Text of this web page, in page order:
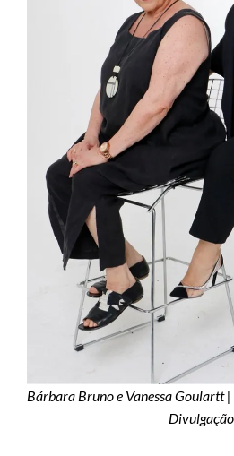
Bárbara Bruno e Vanessa Goulartt
Divulgação